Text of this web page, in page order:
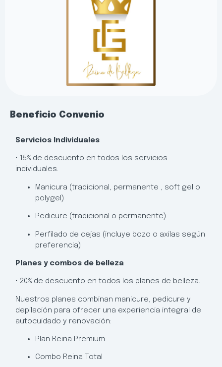
Beneficio Convenio
Servicios Individuales
• 15% de descuento en todos los servicios
individuales.
Manicura (tradicional, permanente , soft gel o
polygel)
Pedicure (tradicional o permanente)
Perfilado de cejas (incluye bozo o axilas según
preferencia)
Planes y combos de belleza
• 20% de descuento en todos los planes de belleza.
Nuestros planes combinan manicure, pedicure y
depilación para ofrecer una experiencia integral de
autocuidado y renovación:
Plan Reina Premium
Combo Reina Total